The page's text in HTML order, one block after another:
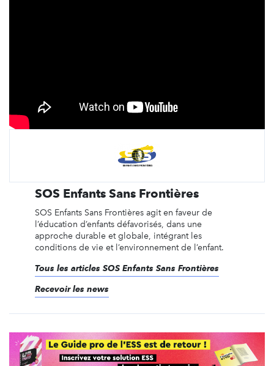
SOS Enfants Sans Frontières
SOS Enfants Sans Frontières agit en faveur de
l’éducation d’enfants défavorisés, dans une
approche durable et globale, intégrant les
conditions de vie et l’environnement de l’enfant.
Tous les articles SOS Enfants Sans Frontières
Recevoir les news